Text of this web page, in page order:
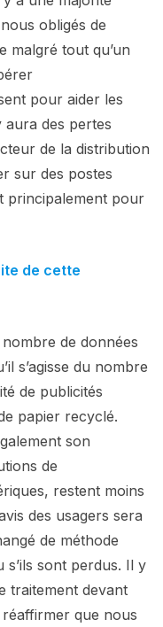
obligés de
malgré tout qu’un
pour aider les
aura des pertes
de la distribution
sur des postes
principalement pour
de cette
de données
s’agisse du nombre
de publicités
papier recyclé.
son
de
restent moins
des usagers sera
de méthode
sont perdus. Il y
traitement devant
réaffirmer que nous